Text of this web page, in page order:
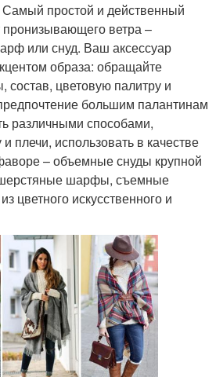
простой и действенный
пронизывающего ветра –
или снуд. Ваш аксессуар
образа: обращайте
состав, цветовую палитру и
большим палантинам
различными способами,
плечи, использовать в качестве
– объемные снуды крупной
шерстяные шарфы, съемные
цветного искусственного и